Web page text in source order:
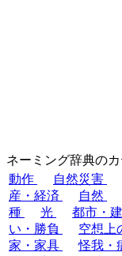
ネーミング辞典の
動作
自然災害
産・経済
自然
種
光 都市・
い・勝負
空想上
家・家具
怪我・